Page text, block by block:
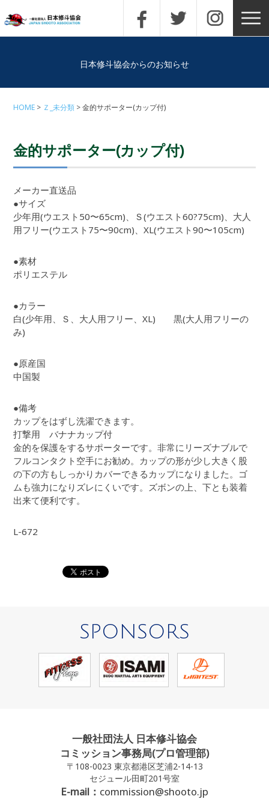
日本修斗協会からのお知らせ
HOME Ｚ_未分類 金的サポーター(カップ付)
金的サポーター(カップ付)
メーカー直送品
●サイズ
少年用(ウエスト50〜65cm)、Ｓ(ウエスト60?75cm)、大人
用フリー(ウエスト75〜90cm)、XL(ウエスト90〜105cm)
●素材
ポリエステル
●カラー
白(少年用、Ｓ、大人用フリー、XL) 黒(大人用フリーの
み)
●原産国
中国製
●備考
カップをはずし洗濯できます。
打撃用 バナナカップ付
金的を保護をするサポーターです。非常にリーズナブルで
フルコンタクト空手にお勧め。カップの形が少し大きく股
の下の方もしっかりカバーできるカップになりました。ゴ
ムも強力になりズレにくいです。ズボンの上、下とも装着
出来て便利です。
L-672
SPONSORS
一般社団法人 日本修斗協会
コミッション事務局(プロ管理部)
〒108-0023 東京都港区芝浦2-14-13
セジュール田町201号室
E-mail： commission@shooto.jp